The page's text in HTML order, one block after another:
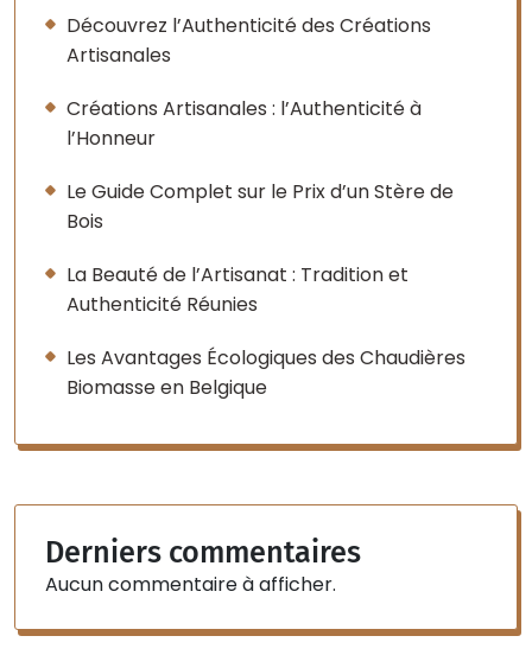
Découvrez l’Authenticité des Créations
Artisanales
Créations Artisanales : l’Authenticité à
l’Honneur
Le Guide Complet sur le Prix d’un Stère de
Bois
La Beauté de l’Artisanat : Tradition et
Authenticité Réunies
Les Avantages Écologiques des Chaudières
Biomasse en Belgique
Derniers commentaires
Aucun commentaire à afficher.